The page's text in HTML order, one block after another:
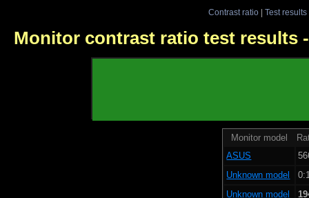
Contrast ratio| Test results
Monitor contrast ratio test results
Monitor model
ASUS
Unknown model
Unknown model